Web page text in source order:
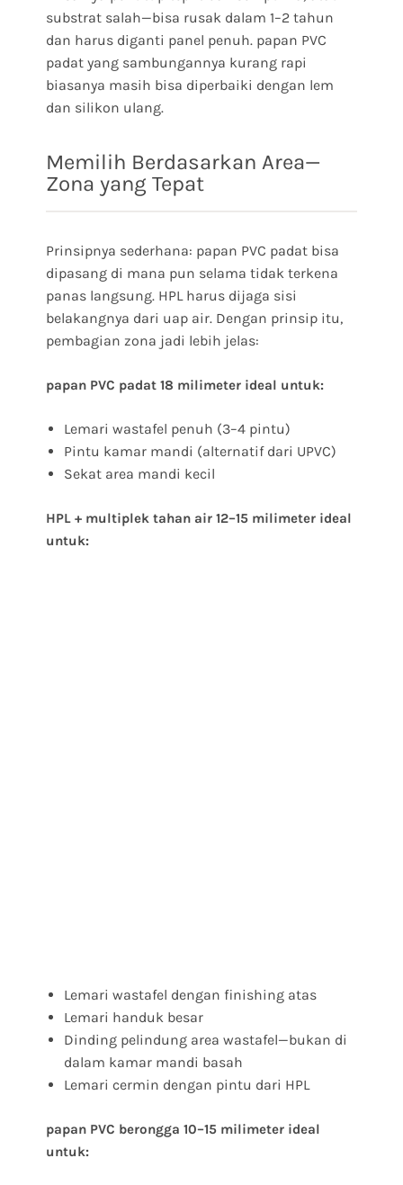
substrat salah—bisa rusak dalam 1–2 tahun
dan harus diganti panel penuh. papan PVC
padat yang sambungannya kurang rapi
biasanya masih bisa diperbaiki dengan lem
dan silikon ulang.
Memilih Berdasarkan Area—
Zona yang Tepat
Prinsipnya sederhana: papan PVC padat bisa
dipasang di mana pun selama tidak terkena
panas langsung. HPL harus dijaga sisi
belakangnya dari uap air. Dengan prinsip itu,
pembagian zona jadi lebih jelas:
papan PVC padat 18 milimeter ideal untuk:
Lemari wastafel penuh (3–4 pintu)
Pintu kamar mandi (alternatif dari UPVC)
Sekat area mandi kecil
HPL + multiplek tahan air 12–15 milimeter ideal
untuk:
Lemari wastafel dengan finishing atas
Lemari handuk besar
Dinding pelindung area wastafel—bukan di
dalam kamar mandi basah
Lemari cermin dengan pintu dari HPL
papan PVC berongga 10–15 milimeter ideal
untuk: